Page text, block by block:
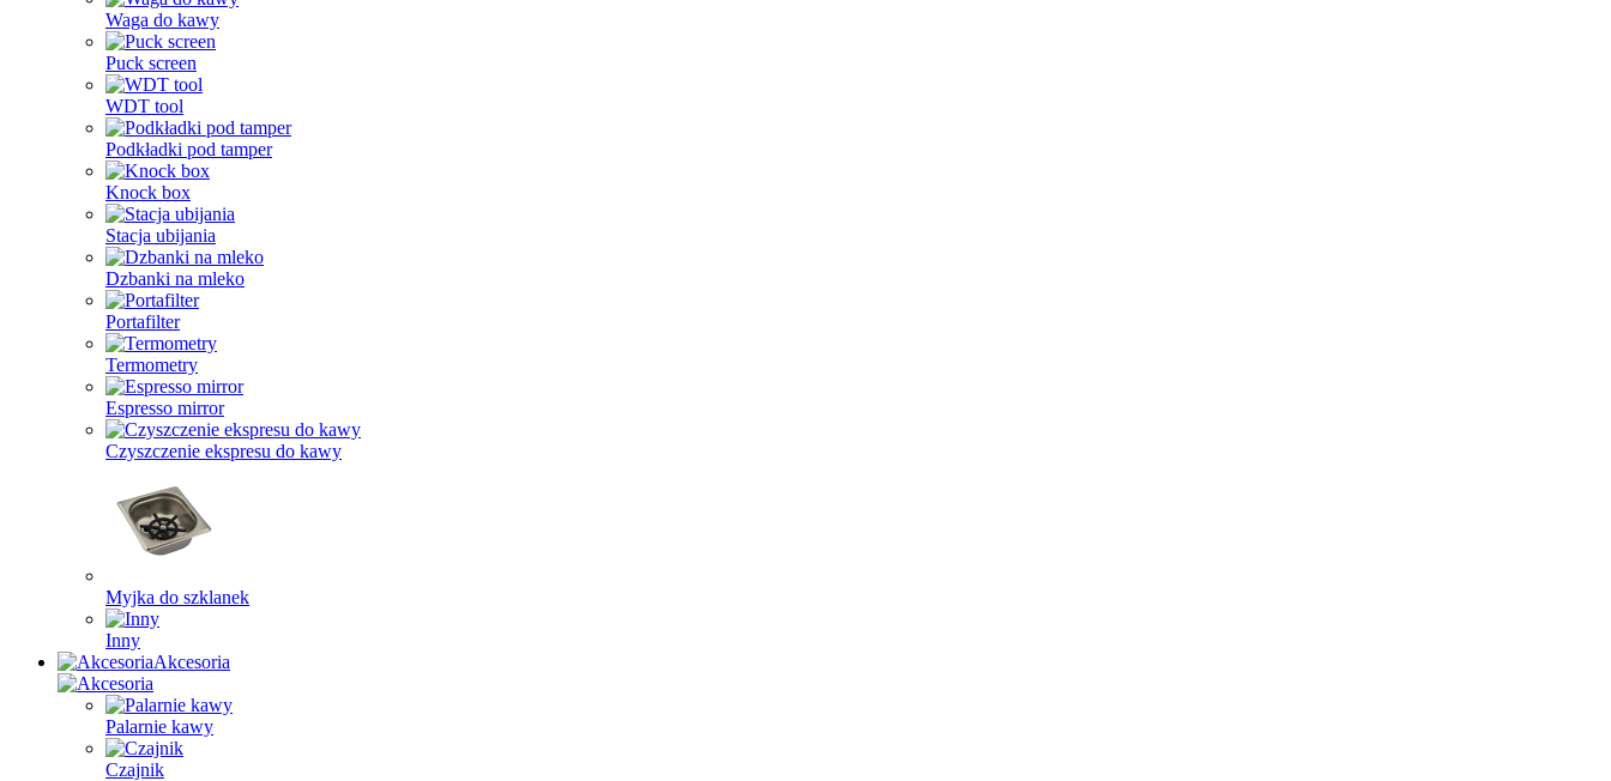
Waga do kawy
Puck screen
WDT tool
Podkładki pod tamper
Knock box
Stacja ubijania
Dzbanki na mleko
Portafilter
Termometry
Espresso mirror
Czyszczenie ekspresu do kawy
Myjka do szklanek
Inny
Akcesoria
Palarnie kawy
Czajnik